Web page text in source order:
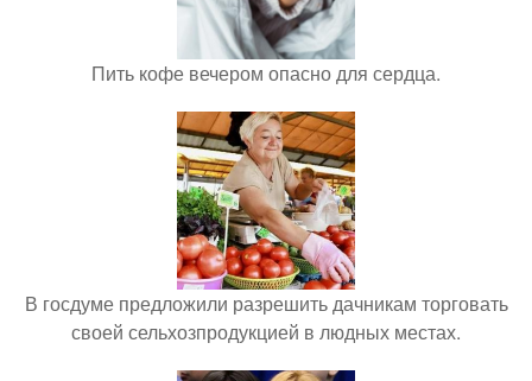
Пить кофе вечером опасно для сердца.
В госдуме предложили разрешить дачникам торговать
своей сельхозпродукцией в людных местах.